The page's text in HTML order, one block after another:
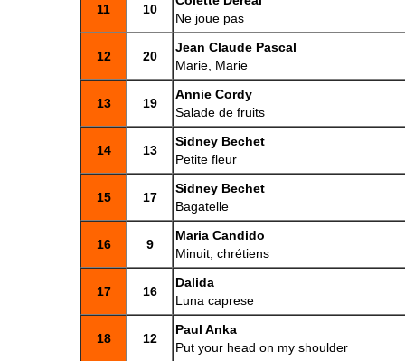
11 10
Ne joue pas
12 20
Jean Claude Pascal
Marie, Marie
13 19
Annie Cordy
Salade de fruits
14 13
Sidney Bechet
Petite fleur
15 17
Sidney Bechet
Bagatelle
16 9
Maria Candido
Minuit, chrétiens
17 16
Dalida
Luna caprese
18 12
Paul Anka
Put your head on my shoulder